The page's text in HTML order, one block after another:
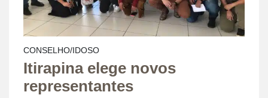
CONSELHO/IDOSO
Itirapina elege novos
representantes